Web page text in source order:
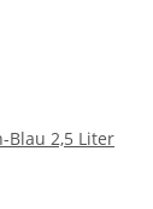
Blau 2,5 Liter